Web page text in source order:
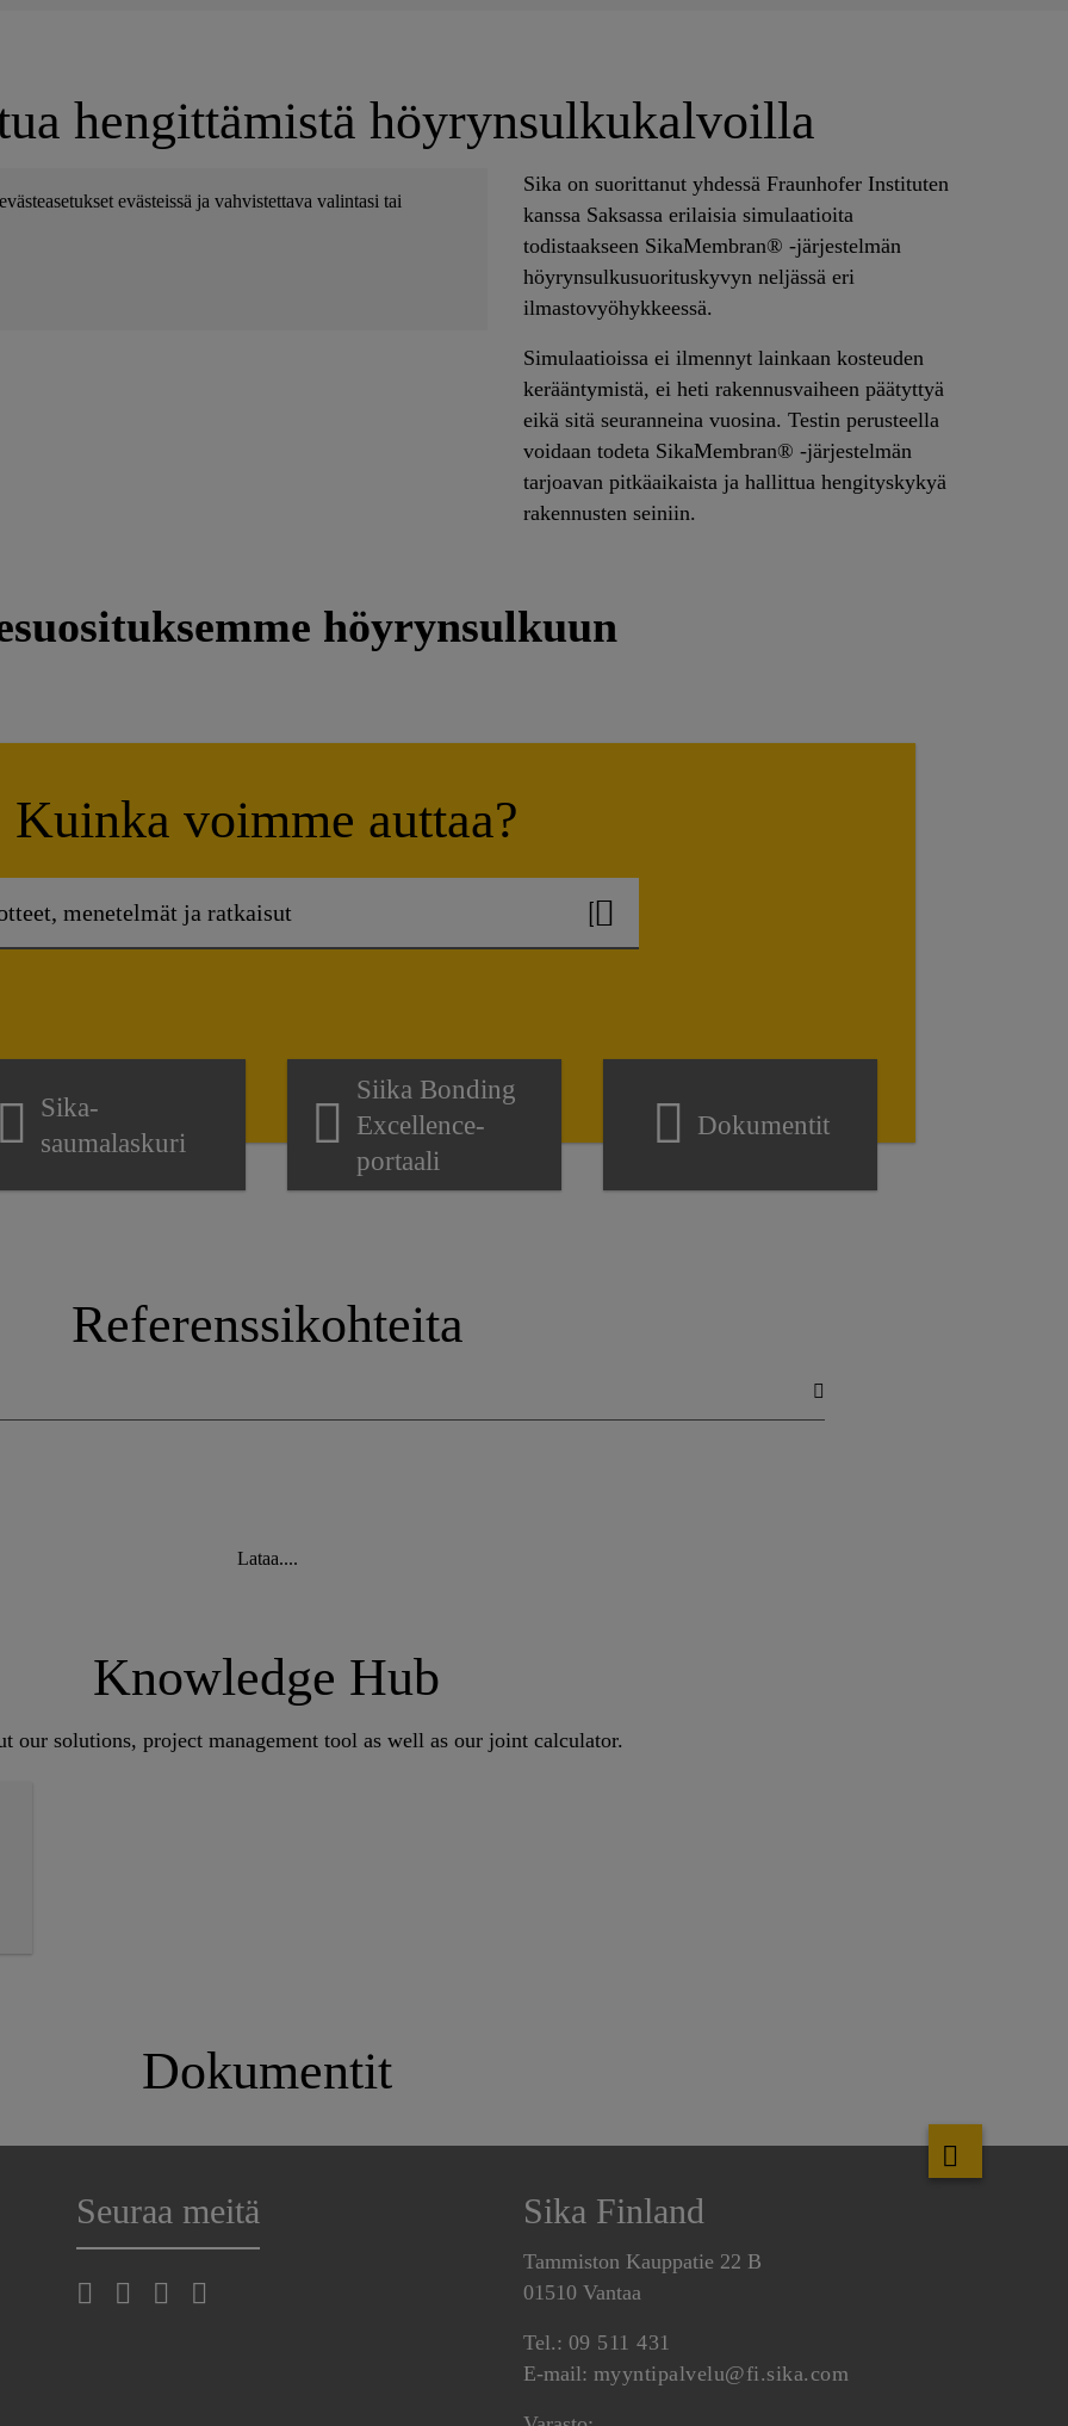
hengittämistä höyrynsulkukalvoilla
evästeissä ja vahvistettava valintasi tai
Sika on suorittanut yhdessä Fraunhofer Instituten
kanssa Saksassa erilaisia simulaatioita
todistaakseen SikaMembran® -järjestelmän
höyrynsulkusuorituskyvyn neljässä eri
ilmastovyöhykkeessä.
Simulaatioissa ei ilmennyt lainkaan kosteuden
kerääntymistä, ei heti rakennusvaiheen päätyttyä
eikä sitä seuranneina vuosina. Testin perusteella
voidaan todeta SikaMembran® -järjestelmän
tarjoavan pitkäaikaista ja hallittua hengityskykyä
rakennusten seiniin.
höyrynsulkuun
Kuinka voimme auttaa?
Sika-
saumalaskuri
Siika Bonding
Excellence-
portaali
Dokumentit
Referenssikohteita
Lataa....
Knowledge Hub
our solutions, project management tool as well as our joint calculator.
Dokumentit
Seuraa meitä Sika Finland
Tammiston Kauppatie 22 B
01510 Vantaa
Tel.: 09 511 431
E-mail: myyntipalvelu@fi.sika.com